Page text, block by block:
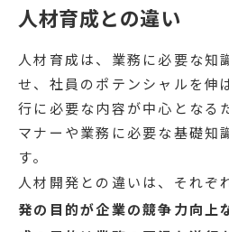
人材育成との違い
人材育成は、業務に必要な知
せ、社員のポテンシャルを伸
行に必要な内容が中心となる
マナーや業務に必要な基礎知
す。
人材開発との違いは、それぞ
発の目的が企業の競争力向上